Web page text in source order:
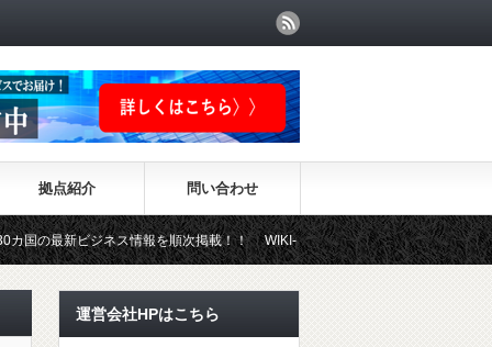
拠点紹介 問い合わせ
ジネス情報を順次掲載！！ WIKI-INVESTMENTはこちらから！
運営会社HPはこちら